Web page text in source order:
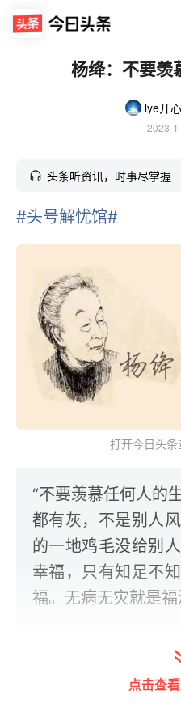
杨绛：不要羡
lye开
2023-
头条听资讯，时事尽掌握
#头号解忧馆#
打开今日头
“不要羡慕任何人的
都有灰，不是别人
的一地鸡毛没给别
幸福，只有知足不
福。无病无灾就是
有种人最愚蠢，他们
限好风光，总以为自
点击查